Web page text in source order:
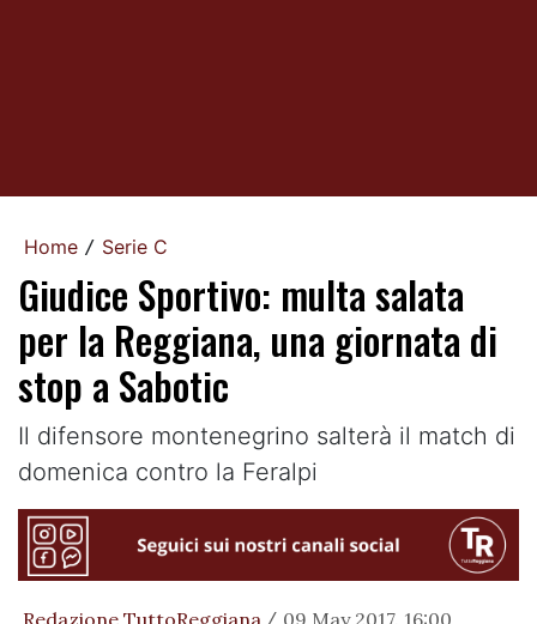
Home / Serie C
Giudice Sportivo: multa salata
per la Reggiana, una giornata di
stop a Sabotic
Il difensore montenegrino salterà il match di
domenica contro la Feralpi